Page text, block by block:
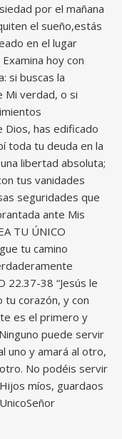
por el mañana
el sueño,estás
en el lugar
hoy con
si buscas la
Mi verdad, o si
Dios, has edificado
toda tu deuda en la
libertad absoluta;
tus vanidades
seguridades que
ante Mis
TU ÚNICO
tu camino
22.37-38 “Jesús le
tu corazón, y con
es el primero y
puede servir
uno y amará al otro,
No podéis servir
míos, guardaos